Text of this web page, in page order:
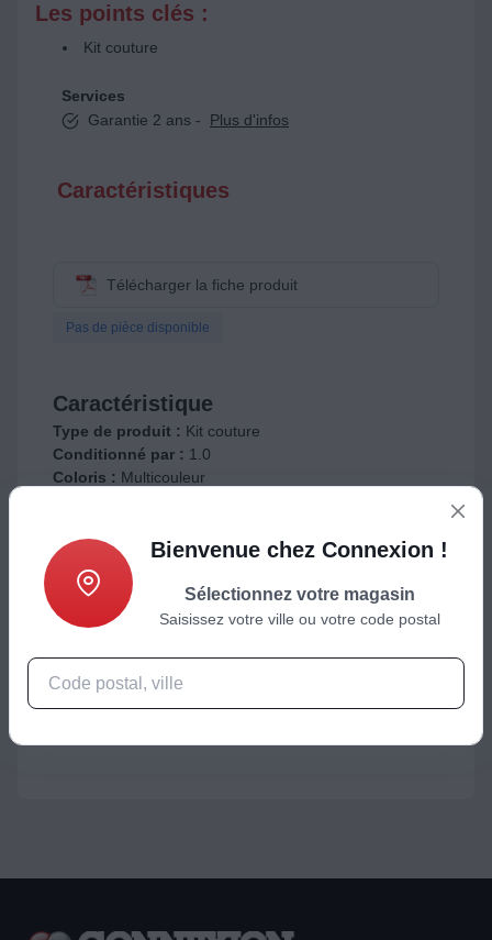
Les points clés :
Kit couture
Services
Garantie 2 ans -
Plus d'infos
Caractéristiques
Télécharger la fiche produit
Pas de pièce disponible
Caractéristique
Type de produit : Kit couture
Conditionné par : 1.0
Coloris : Multicouleur
Dimensions
Poids Net :
Poids Brut (kg) :1.0
Informations et Services
Référence constructeur :A COUTURE MEGABOX
Bienvenue chez Connexion !
Sélectionnez votre magasin
Saisissez votre ville ou votre code postal